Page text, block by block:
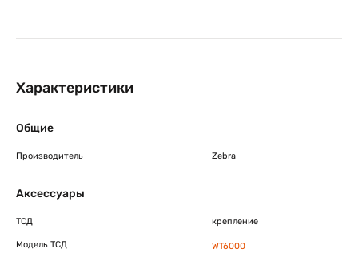
Характеристики
Общие
Производитель Zebra
Аксессуары
ТСД крепление
Модель ТСД WT6000